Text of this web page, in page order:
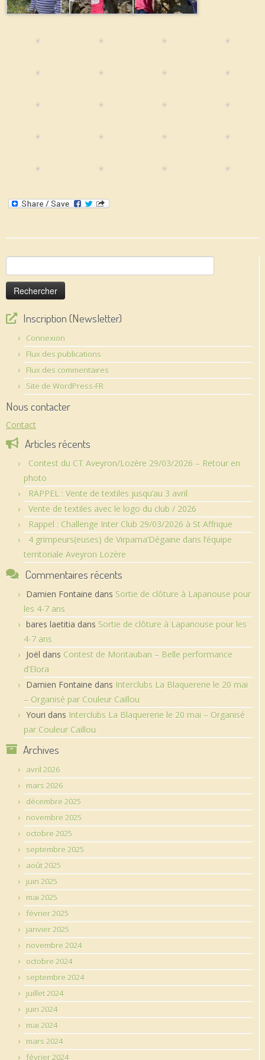
Rechercher :
Inscription (Newsletter)
Connexion
Flux des publications
Flux des commentaires
Site de WordPress-FR
Nous contacter
Contact
Articles récents
Contest du CT Aveyron/Lozère 29/03/2026 – Retour en
photo
RAPPEL : Vente de textiles jusqu’au 3 avril
Vente de textiles avec le logo du club / 2026
Rappel : Challenge Inter Club 29/03/2026 à St Affrique
4 grimpeurs(euses) de Virpama’Dégaine dans l’équipe
territoriale Aveyron Lozère
Commentaires récents
Damien Fontaine dans Sortie de clôture à Lapanouse pour
les 4-7 ans
bares laetitia dans Sortie de clôture à Lapanouse pour les
4-7 ans
Joël dans Contest de Montauban – Belle performance
d’Elora
Damien Fontaine dans Interclubs La Blaquererie le 20 mai
– Organisé par Couleur Caillou
Youri dans Interclubs La Blaquererie le 20 mai – Organisé
par Couleur Caillou
Archives
avril 2026
mars 2026
décembre 2025
novembre 2025
octobre 2025
septembre 2025
août 2025
juin 2025
mai 2025
février 2025
janvier 2025
novembre 2024
octobre 2024
septembre 2024
juillet 2024
juin 2024
mai 2024
mars 2024
février 2024